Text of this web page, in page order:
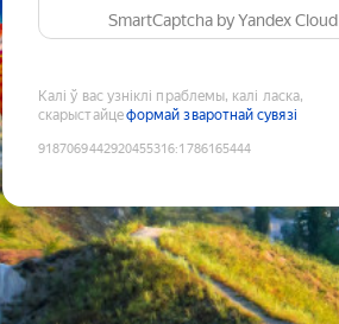
SmartCaptcha by Yandex Cloud
Калі ў вас узніклі праблемы, калі ласка,
скарыстайцеформай зваротнай сувязі
9187069442920455316:1786165444